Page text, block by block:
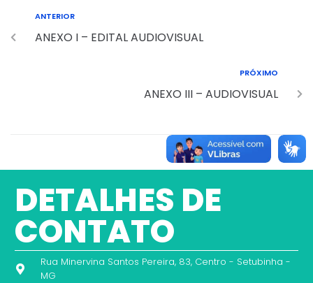
ANTERIOR
ANEXO I – EDITAL AUDIOVISUAL
PRÓXIMO
ANEXO III – AUDIOVISUAL
DETALHES DE
CONTATO
Rua Minervina Santos Pereira, 83, Centro - Setubinha -
MG